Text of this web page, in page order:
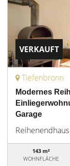
VERKAUFT
Tiefenbronn
Modernes
Garage
Reihenendhaus
143 m²
WOHNFLÄCHE